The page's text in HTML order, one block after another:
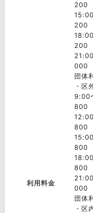
東久
西多摩
東村山
東大
大島町
青ヶ島
御蔵島
利用料金
200
200
200
000
団体
・区
9:00
800
800
800
800
000
団体
・区